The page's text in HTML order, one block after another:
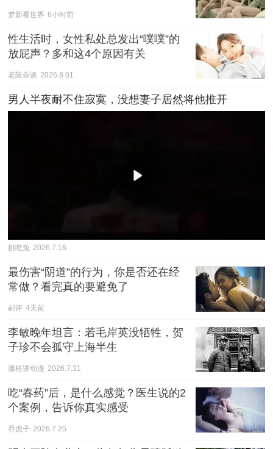
梦新看世界 6小时前
性生活时，女性私处总发出“噗噗”的
放屁声？多和这4个原因有关
老陈杂谈 2026.8.01
男人半夜耐不住寂寞，没想妻子居然将他推开
挑吃兔 2026.7.16
最伤害“阴道”的行为，你是否还在经
常做？看完真的要避免了
郝评 4天前
李敏晚年坦言：若毛岸英没牺牲，贺
子珍不会孤守上海半生
滕桂讲动漫 2026.7.31
吃“春药”后，是什么感觉？医生说的2
个案例，告诉你真实感受
乔虎子 2026.7.25